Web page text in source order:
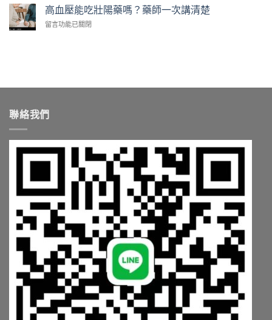
你
台
師
你
付
款
安
破
大
陷
中
度
樂
威
藥
解
析
名
藥〉
中
高血壓能吃壯陽藥嗎？藥師一次講清楚
在
嗎？
一
楚〉
留言功能已關閉
聯絡我們